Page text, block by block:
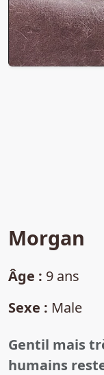
Morgan
Âge : 9 ans
Sexe : Male
Gentil mais
humains